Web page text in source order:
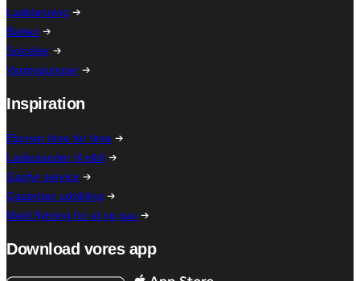
Ladeløsning
Batteri
Solceller
Varmepumper
Inspiration
Elpriser time for time
Ladestander til elbil
Gasfyr service
Gaspriser udvikling
Meld flytning for el og gas
Download vores app